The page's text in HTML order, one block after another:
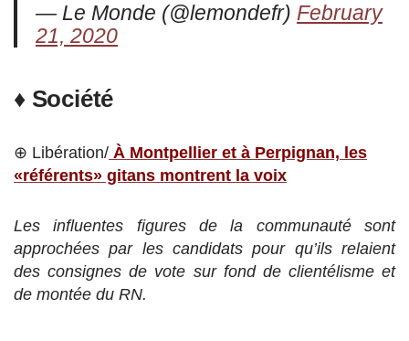
— Le Monde (@lemondefr) February
21, 2020
♦ Société
⊕ Libération/ À Montpellier et à Perpignan, les
«référents» gitans montrent la voix
Les influentes figures de la communauté sont
approchées par les candidats pour qu’ils relaient
des consignes de vote sur fond de clientélisme et
de montée du RN.